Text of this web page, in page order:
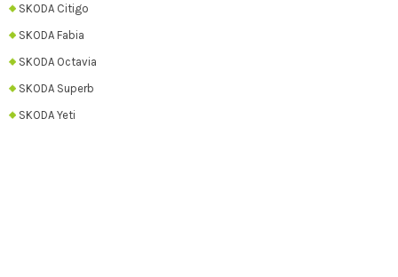
SKODA Citigo
SKODA Fabia
SKODA Octavia
SKODA Superb
SKODA Yeti